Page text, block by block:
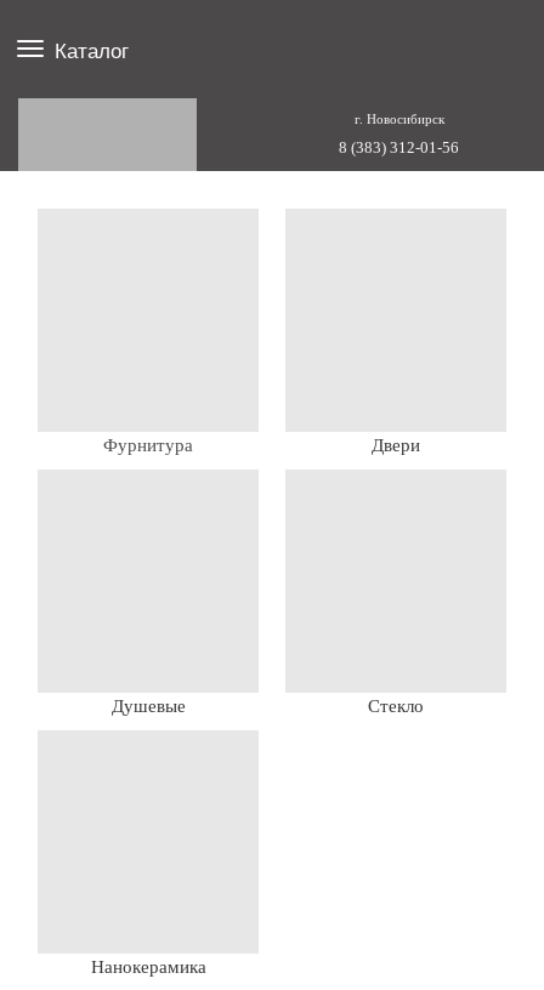
Каталог
г. Новосибирск
8 (383) 312-01-56
Фурнитура Двери
Душевые Стекло
Нанокерамика